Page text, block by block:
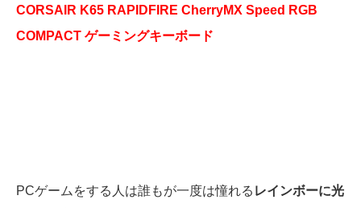
CORSAIR K65 RAPIDFIRE CherryMX Speed RGB
COMPACT ゲーミングキーボード
PCゲームをする人は誰もが一度は憧れる レインボーに光